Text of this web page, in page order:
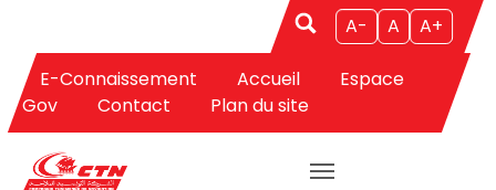
Aller au contenu principal
A- A A+
E-Connaissement Accueil
Espace
Gov
Contact Plan du site
APPELS D'OFFRES